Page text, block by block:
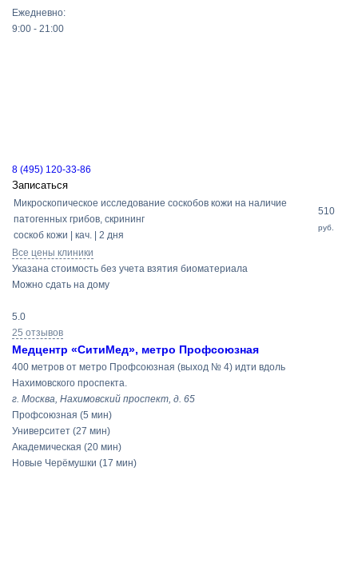
Ежедневно:
9:00 - 21:00
8 (495) 120-33-86
Записаться
Микроскопическое исследование соскобов кожи на наличие
патогенных грибов, скрининг
соскоб кожи | кач. | 2 дня
510
руб.
Все цены клиники
Указана стоимость без учета взятия биоматериала
Можно сдать на дому
5.0
25 отзывов
Медцентр «СитиМед», метро Профсоюзная
400 метров от метро Профсоюзная (выход № 4) идти вдоль
Нахимовского проспекта.
г. Москва, Нахимовский проспект, д. 65
Профсоюзная (5 мин)
Университет (27 мин)
Академическая (20 мин)
Новые Черёмушки (17 мин)